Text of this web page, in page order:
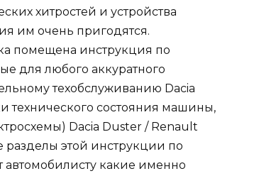
хитростей и устройства
им очень пригодятся.
помещена инструкция по
для любого аккуратного
техобслуживанию Dacia
технического состояния машины,
Dacia Duster / Renault
этой инструкции по
автомобилисту какие именно